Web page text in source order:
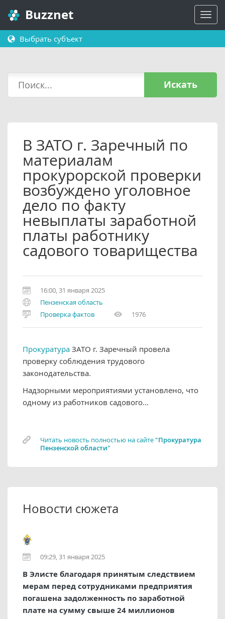
Buzznet
Выбрать субъект
Искать
В ЗАТО г. Заречный по
материалам
прокурорской проверки
возбуждено уголовное
дело по факту
невыплаты заработной
платы работнику
садового товарищества
16:00, 31 января 2025
Пензенская область
Проверка фактов
1976
Прокуратура ЗАТО г. Заречный провела
проверку соблюдения трудового
законодательства.
Надзорными мероприятиями установлено, что
одному из работников садового...
Читать новость полностью на сайте"Прокуратура
Пензенской области"
Новости сюжета
09:29, 31 января 2025
В Элисте благодаря принятым следствием
мерам перед сотрудниками предприятия
погашена задолженность по заработной
плате на сумму свыше 24 миллионов